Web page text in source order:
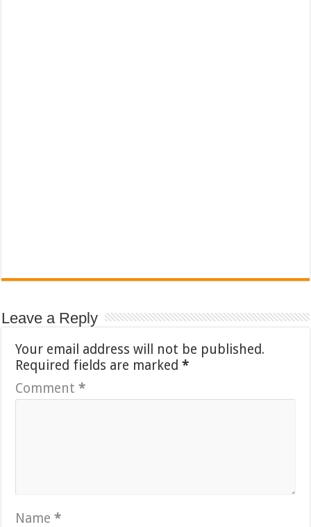
Leave a Reply
Your email address will not be published.
Required fields are marked*
Comment*
Name*